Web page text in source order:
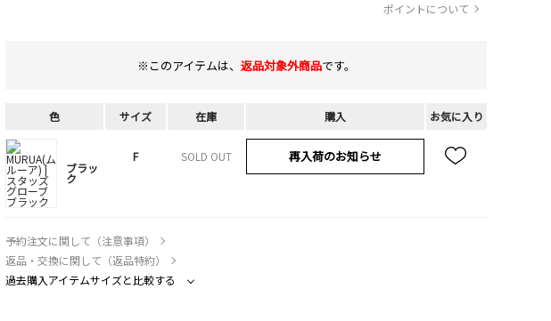
ポイントについて
※このアイテムは、 返品対象外商品です。
色 サイズ 在庫 購入 お気に入り
ブラッ
ク
F SOLD OUT 再入荷のお知らせ
予約注文に関して（注意事項）
返品・交換に関して（返品特約）
過去購入アイテムサイズと比較する